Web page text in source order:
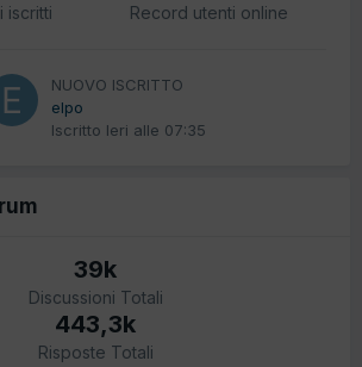
iscritti Record utenti online
NUOVO ISCRITTO
elpo
Iscritto Ieri alle 07:35
39k
Discussioni Totali
443,3k
Risposte Totali